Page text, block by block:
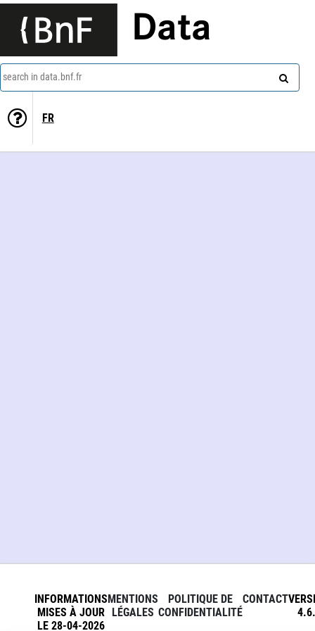
Data
search in data.bnf.fr
FR
INFORMATIONS
MISES À JOUR
LE 28-04-2026
MENTIONS
LÉGALES
POLITIQUE DE
CONFIDENTIALITÉ
CONTACT